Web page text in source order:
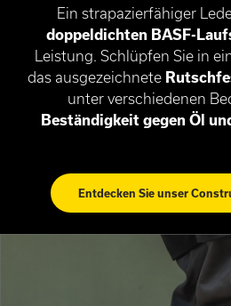
Ein strapazierfähiger
doppeldichten BASF-
Leistung. Schlüpfen Sie in
das ausgezeichnete
unter verschiedenen
Beständigkeit gegen Öl
Entdecken Sie unser